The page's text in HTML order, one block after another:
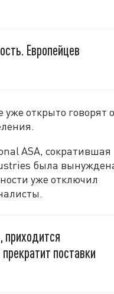
Европейцев
открыто говорят о
ASA, сократившая
была
уже отключил
приходится
поставки